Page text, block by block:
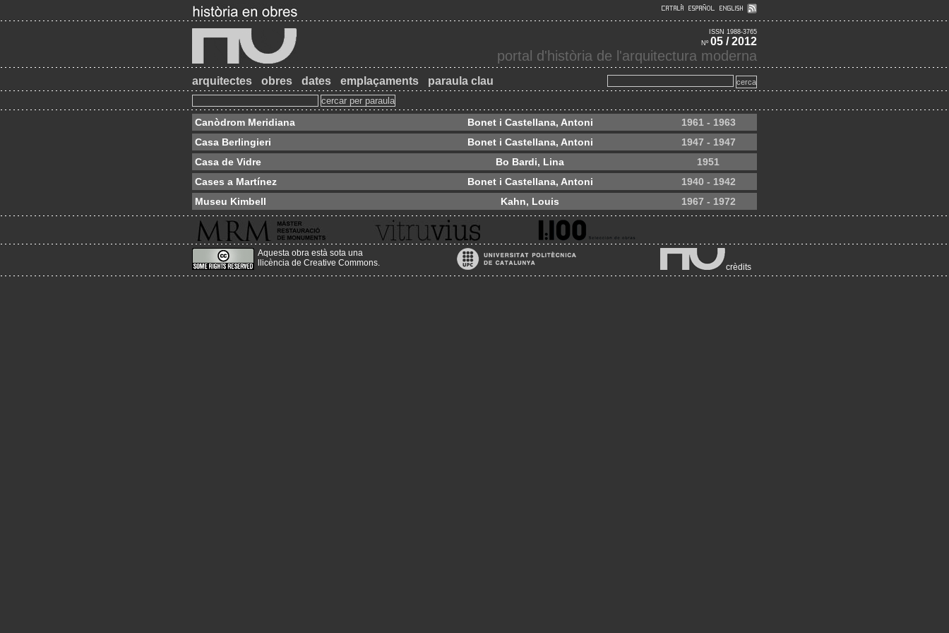
ISSN 1988-3765
Nº 05 / 2012
portal d'història de l'arquitectura moderna
arquitectes obres dates emplaçaments paraula clau
Canòdrom Meridiana Bonet i Castellana, Antoni
1961 - 1963
Casa Berlingieri
Bonet i Castellana, Antoni
1947 - 1947
Casa de Vidre
Bo Bardi, Lina
1951
Cases a Martínez
Bonet i Castellana, Antoni
1940 - 1942
Museu Kimbell
Kahn, Louis 1967 - 1972
Aquesta obra està sota una
llicència de Creative Commons. crèdits